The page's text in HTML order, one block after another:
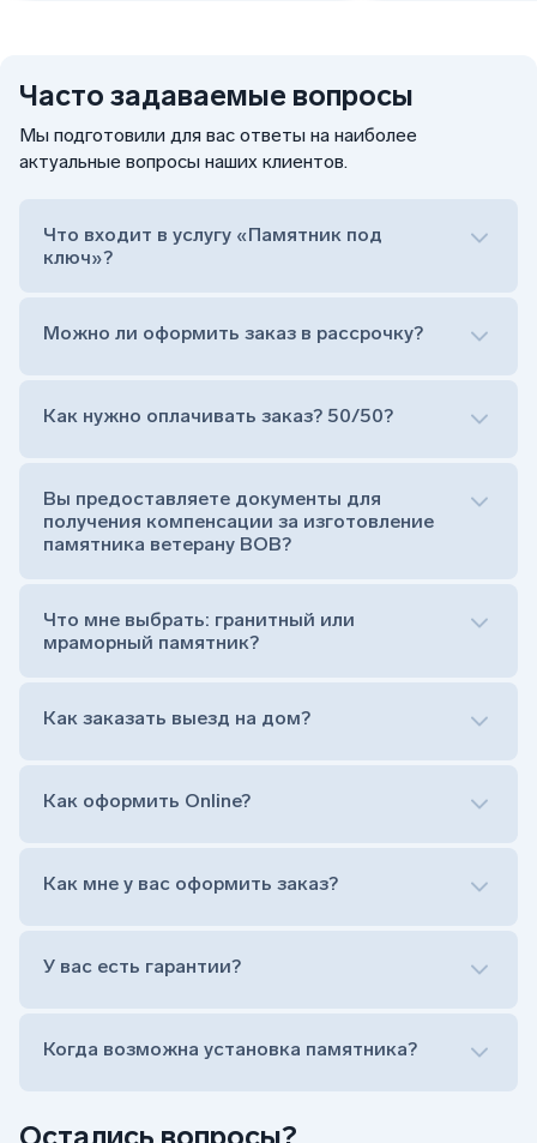
Часто задаваемые вопросы
Мы подготовили для вас ответы на наиболее
актуальные вопросы наших клиентов.
Что входит в услугу «Памятник под
ключ»?
Сам комплект памятника:
Тумба (постамент, на который при помощи
штыря устанавливается стела)
Цветник (обрамление могилки, бывает, что
Обработка и сверловка комплекта
Расположение символа веры (крестик или
на символ веры или вовсе портрет не рисовать)
прописной)
Можно ли оформить заказ в рассрочку?
Как нужно оплачивать заказ? 50/50?
Вы предоставляете документы для
получения компенсации за изготовление
памятника ветерану ВОВ?
Что мне выбрать: гранитный или
мраморный памятник?
Как заказать выезд на дом?
Оформить заказ удаленно (online)
Заказать бесплатный выезд менеджера на дом
Как оформить Online?
Оформить заказ удаленно (online)
Заказать бесплатный выезд менеджера на дом
Как мне у вас оформить заказ?
У вас есть гарантии?
Когда возможна установка памятника?